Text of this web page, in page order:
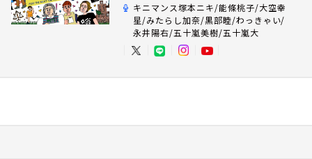
キニマンス塚本ニキ/能條桃子/大空幸
星/みたらし加奈/黒部睦/わっきゃい/
永井陽右/五十嵐美樹/五十嵐大